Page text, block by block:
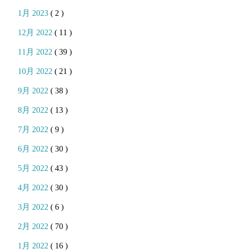
1月 2023( 2 )
12月 2022( 11 )
11月 2022( 39 )
10月 2022( 21 )
9月 2022( 38 )
8月 2022( 13 )
7月 2022( 9 )
6月 2022( 30 )
5月 2022( 43 )
4月 2022( 30 )
3月 2022( 6 )
2月 2022( 70 )
1月 2022( 16 )